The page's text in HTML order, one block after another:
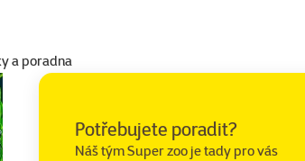
a poradna
Potřebujete poradit?
Náš tým Super zoo je tady pro vás